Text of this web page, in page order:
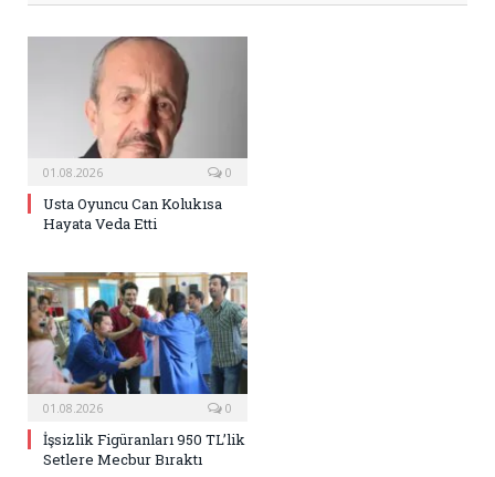
01.08.2026 0
Usta Oyuncu Can Kolukısa
Hayata Veda Etti
01.08.2026 0
İşsizlik Figüranları 950 TL’lik
Setlere Mecbur Bıraktı